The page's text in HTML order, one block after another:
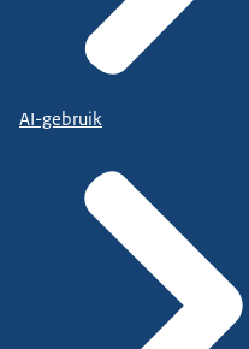
AI-gebruik